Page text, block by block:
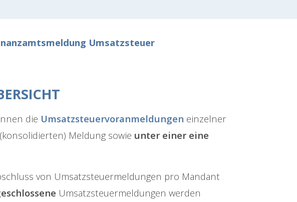
Umsatzsteuer
die Umsatzsteuervoranmeldungen einzelner
Meldung sowie unter einer eine
von Umsatzsteuermeldungen pro Mandant
Umsatzsteuermeldungen werden